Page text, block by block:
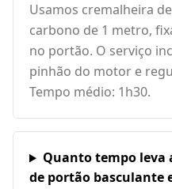
Usamos cremalheira
carbono de 1 metro,
no portão. O serviço
pinhão do motor e
Tempo médio: 1h30.
Quanto tempo leva
de portão basculante